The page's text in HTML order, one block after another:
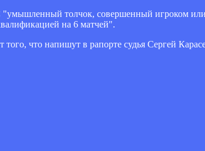
"умышленный толчок, совершенный игроком
на 6 матчей".
что напишут в рапорте судья Сергей